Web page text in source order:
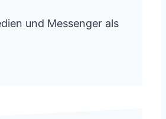
und Messenger als